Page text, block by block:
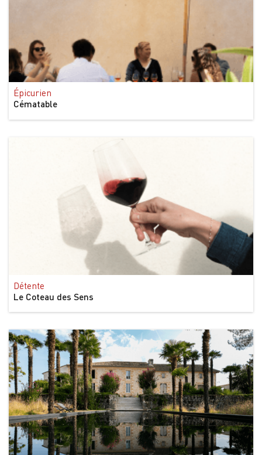
Épicurien
Cématable
Détente
Le Coteau des Sens